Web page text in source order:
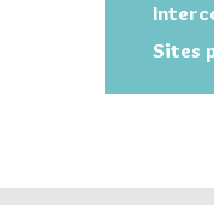
Sites